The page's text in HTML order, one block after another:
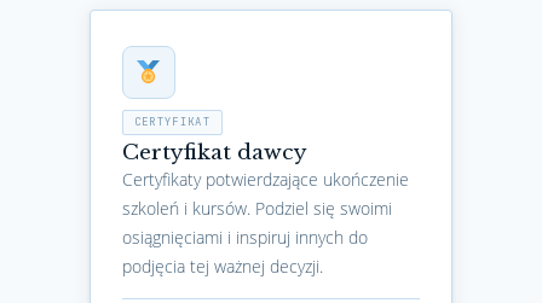
CERTYFIKAT
Certyfikat dawcy
Certyfikaty potwierdzające ukończenie
szkoleń i kursów. Podziel się swoimi
osiągnięciami i inspiruj innych do
podjęcia tej ważnej decyzji.